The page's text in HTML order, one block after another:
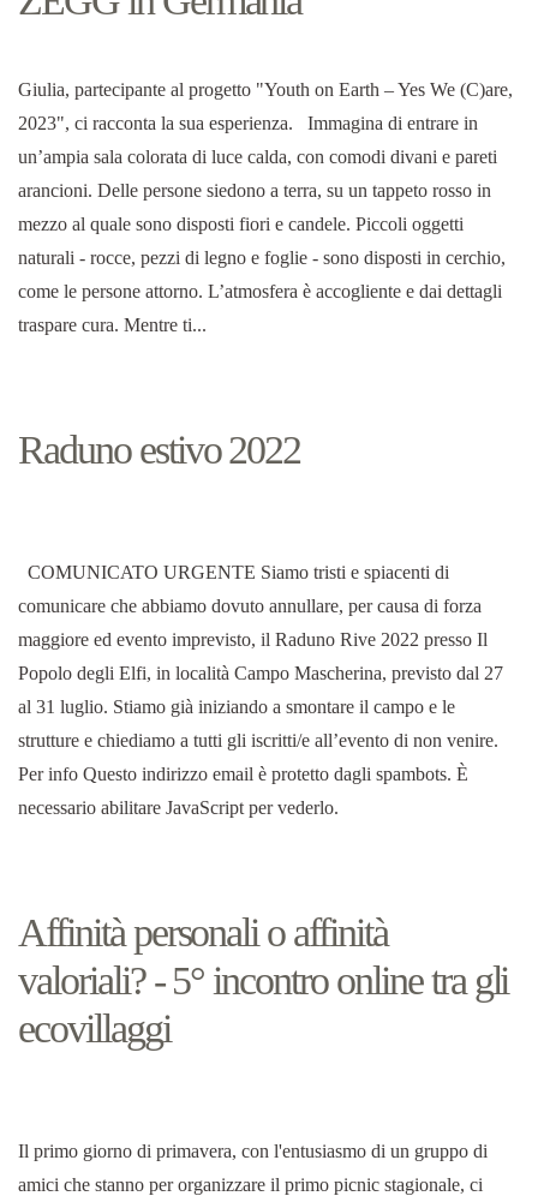
Giulia, partecipante al progetto "Youth on Earth – Yes We (C)are,
2023", ci racconta la sua esperienza. Immagina di entrare in
un’ampia sala colorata di luce calda, con comodi divani e pareti
arancioni. Delle persone siedono a terra, su un tappeto rosso in
mezzo al quale sono disposti fiori e candele. Piccoli oggetti
naturali - rocce, pezzi di legno e foglie - sono disposti in cerchio,
come le persone attorno. L’atmosfera è accogliente e dai dettagli
traspare cura. Mentre ti...
Raduno estivo 2022
COMUNICATO URGENTE Siamo tristi e spiacenti di
comunicare che abbiamo dovuto annullare, per causa di forza
maggiore ed evento imprevisto, il Raduno Rive 2022 presso Il
Popolo degli Elfi, in località Campo Mascherina, previsto dal 27
al 31 luglio. Stiamo già iniziando a smontare il campo e le
strutture e chiediamo a tutti gli iscritti/e all’evento di non venire.
Per info Questo indirizzo email è protetto dagli spambots. È
necessario abilitare JavaScript per vederlo.
Affinità personali o affinità
valoriali? - 5° incontro online tra gli
ecovillaggi
Il primo giorno di primavera, con l'entusiasmo di un gruppo di
amici che stanno per organizzare il primo picnic stagionale, ci